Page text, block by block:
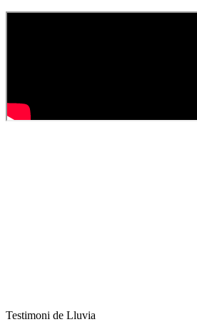
Testimoni de Lluvia